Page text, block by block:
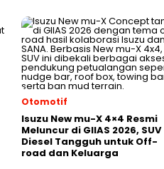
Otomotif
Isuzu New mu-X 4×4 Resmi
Meluncur di GIIAS 2026, SUV
Diesel Tangguh untuk Off-
road dan Keluarga